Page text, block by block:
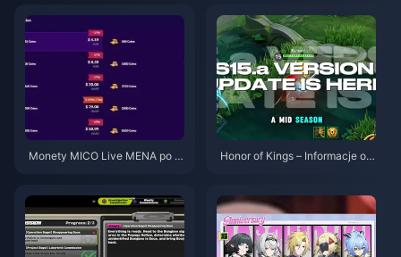
Monety MICO Live MENA po w
Honor of Kings – Informacje o a